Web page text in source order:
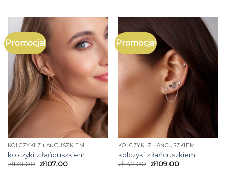
Promocja!
KOLCZYKI Z ŁAŃCUSZKIEM
kolczyki z łańcuszkiem
zł139.00 zł107.00
Promocja!
KOLCZYKI Z ŁAŃCUSZKIEM
kolczyki z łańcuszkiem
zł142.00 zł109.00